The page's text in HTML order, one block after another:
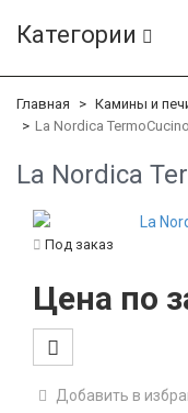
Категории
Главная Камины и
La Nordica
La Nordica
Под заказ
Цена по
Добавить в